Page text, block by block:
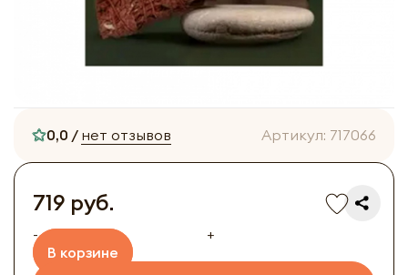
0,0 / нет отзывов Артикул: 717066
719 руб.
-
+
В корзине